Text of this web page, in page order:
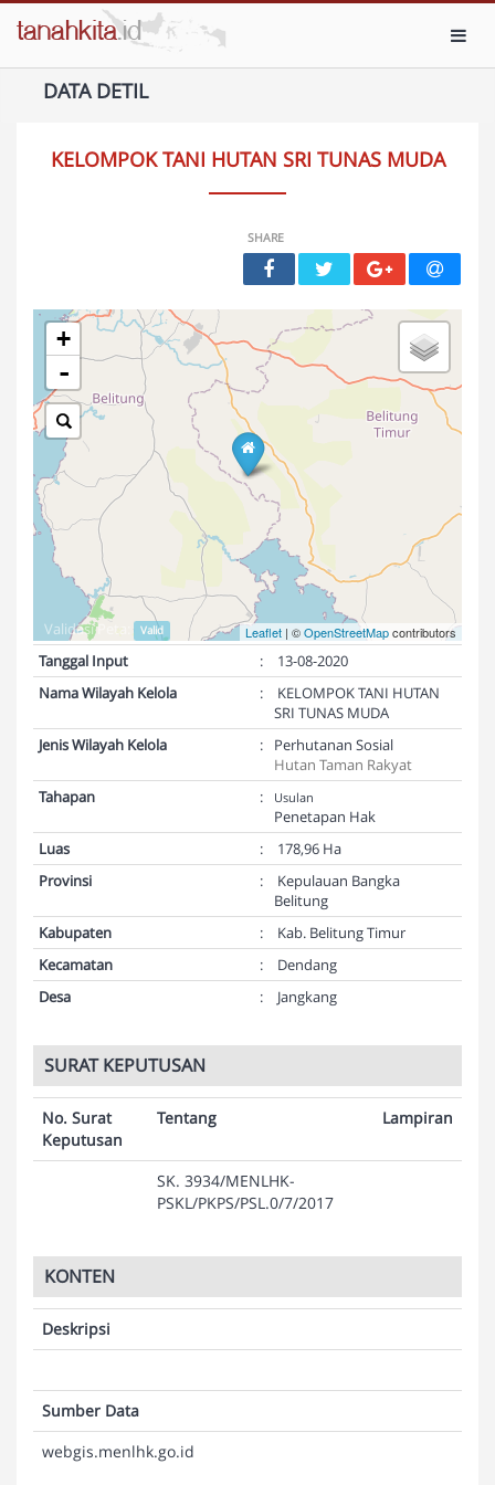
DATA DETIL
KELOMPOK TANI HUTAN SRI TUNAS MUDA
SHARE
+
-
Leaflet | ©OpenStreetMapcontributors
Validasi Peta: Valid
Tanggal Input :
13-08-2020
Nama Wilayah Kelola
:
KELOMPOK TANI HUTAN
SRI TUNAS MUDA
Jenis Wilayah Kelola
:
Perhutanan Sosial
Hutan Taman Rakyat
Tahapan
: Usulan
Penetapan Hak
Luas
:
178,96 Ha
Provinsi
:
Kepulauan Bangka
Belitung
Kabupaten
:
Kab. Belitung Timur
Kecamatan
:
Dendang
Desa
: Jangkang
SURAT KEPUTUSAN
No. Surat
Keputusan
Tentang Lampiran
SK. 3934/MENLHK-
PSKL/PKPS/PSL.0/7/2017
KONTEN
Deskripsi
Sumber Data
webgis.menlhk.go.id